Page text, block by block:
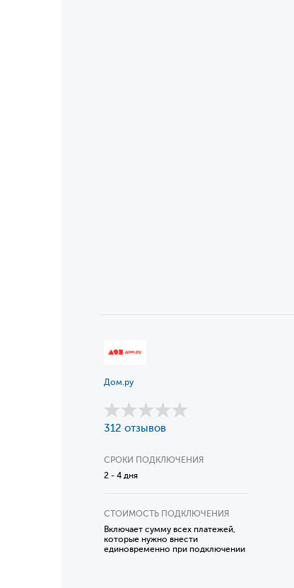
Дом.ру
312 отзывов
СРОКИ ПОДКЛЮЧЕНИЯ
2 - 4 дня
СТОИМОСТЬ ПОДКЛЮЧЕНИЯ
Включает сумму всех платежей,
которые нужно внести
единовременно при подключении